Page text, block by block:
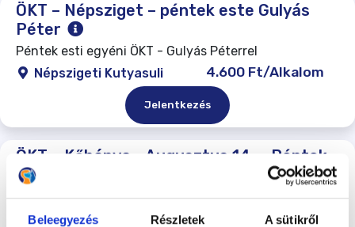
Beleegyezés Részletek A sütikről
ÖKT – Népsziget – péntek este Gulyás
Péter
Péntek esti egyéni ÖKT - Gulyás Péterrel
Népszigeti Kutyasuli
4.600 Ft/Alkalom
Jelentkezés
ÖKT – Kőbánya - Augusztus 14. – Péntek
este - Szakácsi Róbert
Péntek esti egyéni ÖKT - Szakácsi Róbert
2026-08-14 18:00